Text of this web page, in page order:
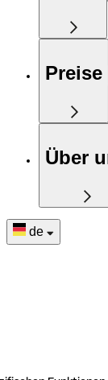
Preise
Über
de